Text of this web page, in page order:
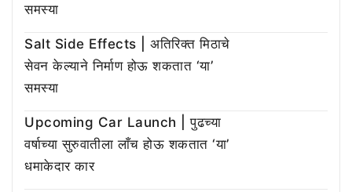
समस्या
Salt Side Effects | अतिरिक्त मिठाचे
सेवन केल्याने निर्माण होऊ शकतात ‘या’
समस्या
Upcoming Car Launch | पुढच्या
वर्षाच्या सुरुवातीला लाँच होऊ शकतात ‘या’
धमाकेदार कार